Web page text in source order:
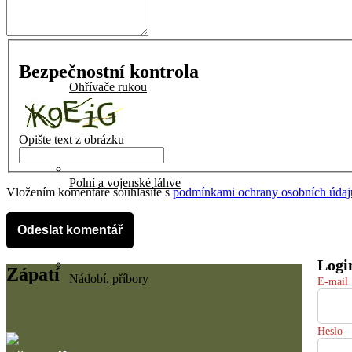
E-mail
Heslo
Ohřívače rukou
Polní a vojenské láhve
Nádobí, příbory
Bezpečnostní kontrola
Opište text z obrázku
Vložením komentáře souhlasíte spodmínkami ochrany osobních
Odeslat komentář
Zápatí